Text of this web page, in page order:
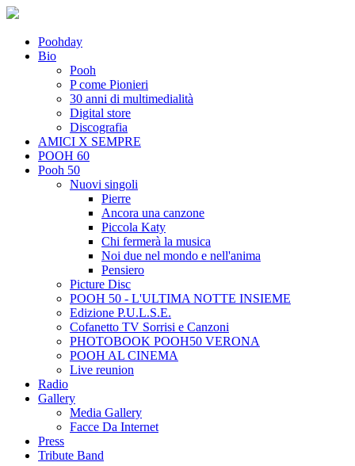
Poohday
Bio
Pooh
P come Pionieri
30 anni di multimedialità
Digital store
Discografia
AMICI X SEMPRE
POOH 60
Pooh 50
Nuovi singoli
Pierre
Ancora una canzone
Piccola Katy
Chi fermerà la musica
Noi due nel mondo e nell'anima
Pensiero
Picture Disc
POOH 50 - L'ULTIMA NOTTE INSIEME
Edizione P.U.L.S.E.
Cofanetto TV Sorrisi e Canzoni
PHOTOBOOK POOH50 VERONA
POOH AL CINEMA
Live reunion
Radio
Gallery
Media Gallery
Facce Da Internet
Press
Tribute Band